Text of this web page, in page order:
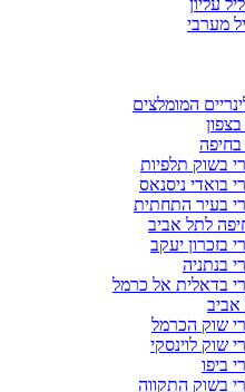
עליון
מערבי
בחיפה
בשוק תלפיות
בואדי ניסנאס
בעיר התחתית
חיפה לתל אביב
בזכרון יעקב
בנתניה
בדאלית אל כרמל
אביב
שוק הכרמל
שוק לוינסקי
ביפו
בשוק התקווה